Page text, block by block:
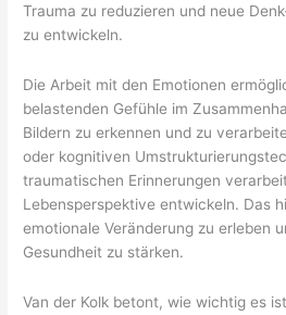
Trauma zu reduzieren und neue
zu entwickeln.
Die Arbeit mit den Emotionen
belastenden Gefühle im
Bildern zu erkennen und zu
oder kognitiven
traumatischen Erinnerungen
Lebensperspektive entwickeln. Das
emotionale Veränderung zu erleben
Gesundheit zu stärken.
Van der Kolk betont, wie wichtig es